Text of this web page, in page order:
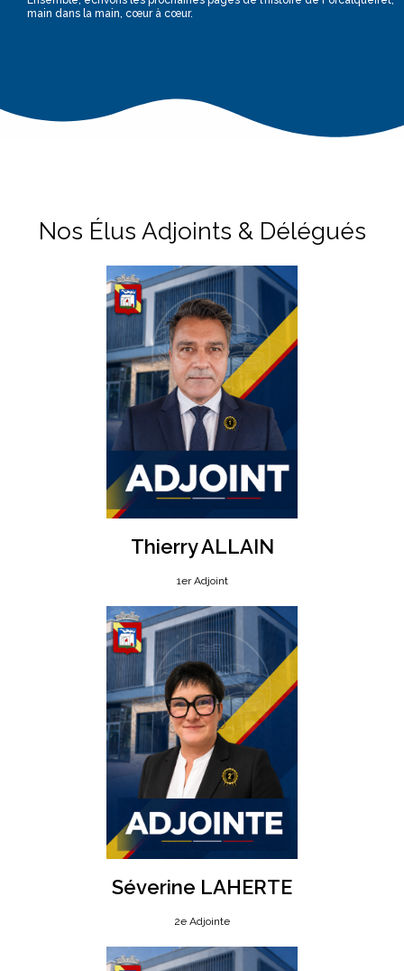
main dans la main, cœur à cœur.
Nos Élus Adjoints & Délégués
Thierry ALLAIN
1er Adjoint
Séverine LAHERTE
2e Adjointe